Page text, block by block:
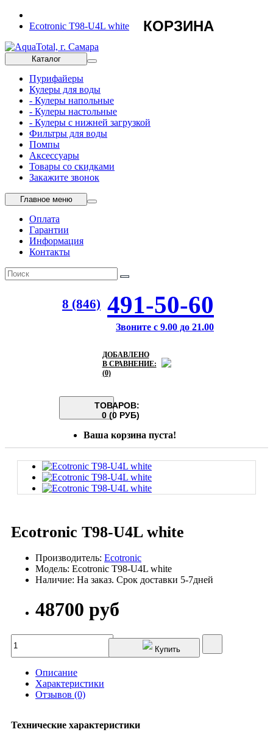
Ecotronic T98-U4L white
Каталог
Пурифайеры
Кулеры для воды
- Кулеры напольные
- Кулеры настольные
- Кулеры с нижней загрузкой
Фильтры для воды
Помпы
Аксессуары
Товары со скидками
Закажите звонок
Главное меню
Оплата
Гарантии
Информация
Контакты
8 (846) 491-50-60
Звоните с 9.00 до 21.00
ДОБАВЛЕНО
В СРАВНЕНИЕ:
(0)
ТОВАРОВ:
0 (0 РУБ)
КОРЗИНА
Ваша корзина пуста!
Ecotronic T98-U4L white
Производитель: Ecotronic
Модель: Ecotronic T98-U4L white
Наличие: На заказ. Срок доставки 5-7дней
48700 руб
Купить
Описание
Характеристики
Отзывов (0)
Технические характеристики